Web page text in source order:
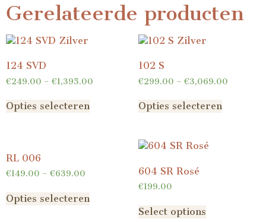
Gerelateerde producten
124 SVD
€249.00 – €1,395.00
Opties selecteren
102 S
€299.00 – €3,069.00
Opties selecteren
RL 006
€149.00 – €639.00
Opties selecteren
604 SR Rosé
€199.00
Select options